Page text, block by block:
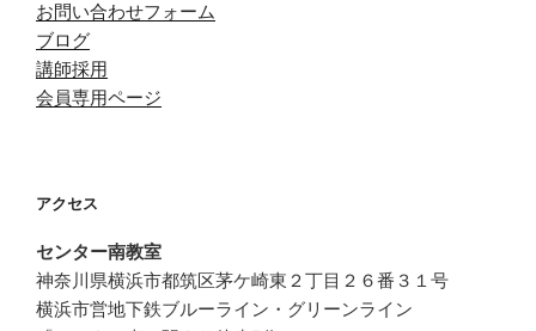
お問い合わせフォーム
ブログ
講師採用
会員専用ページ
アクセス
センター南教室
神奈川県横浜市都筑区茅ケ崎東２丁目２６番３１号
横浜市営地下鉄ブルーライン・グリーンライン